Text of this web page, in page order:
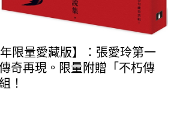
限量愛藏版】：張愛玲第一
奇再現。限量附贈「不朽傳
！